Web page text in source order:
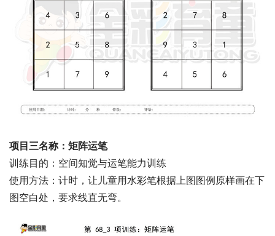
项目三名称：矩阵运笔
训练目的：空间知觉与运笔能力训练
使用方法：计时，让儿童用水彩笔根据上图图例原样画在下
图空白处，要求线直无弯。